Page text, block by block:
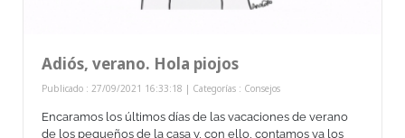
Adiós, verano. Hola piojos
Publicado : 27/09/2021 16:33:18 | Categorías : Consejos
Encaramos los últimos días de las vacaciones de verano
de los pequeños de la casa y, con ello, contamos ya los